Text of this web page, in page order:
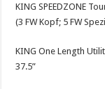
KING SPEEDZONE
(3 FW Kopf; 5 FW
KING One Length
37.5”